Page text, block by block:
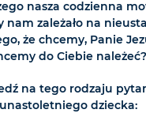
nasza codzienna
nam zależało na
że chcemy, Panie
do Ciebie należeć?
na tego rodzaju
dziecka: